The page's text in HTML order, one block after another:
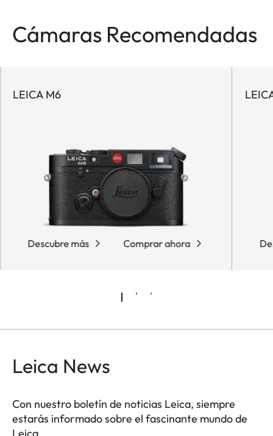
Cámaras Recomendadas
LEICA M6
Descubre más Comprar ahora
Leica News
Con nuestro boletín de noticias Leica, siempre
estarás informado sobre el fascinante mundo de